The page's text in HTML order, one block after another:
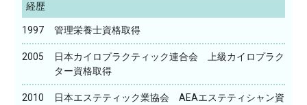
経歴
1997 管理栄養士資格取得
2005
日本カイロプラクティック連合会 上級カイロプラク
ター資格取得
2010
日本エステティック業協会 AEAエステティシャン資